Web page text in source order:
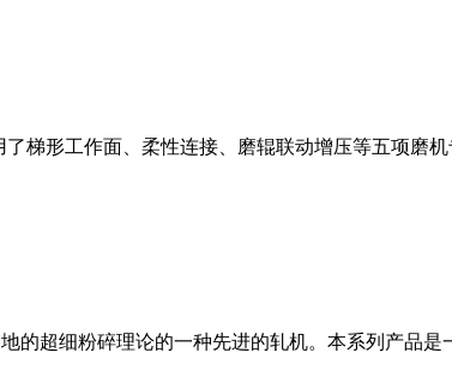
梯形工作面、柔性连接、磨辊联动增压等五项磨
的超细粉碎理论的一种先进的轧机。本系列产品是